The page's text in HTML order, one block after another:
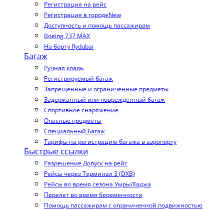
Регистрация на рейс
Регистрация в городеNew
Доступность и помощь пассажирам
Boeing 737 MAX
На борту flydubai
Багаж
Ручная кладь
Регистрируемый багаж
Запрещенные и ограниченные предметы
Задержанный или поврежденный багаж
Спортивное снаряжение
Опасные предметы
Специальный багаж
Тарифы на регистрацию багажа в аэропорту
Быстрые ссылки
Разрешение Допуск на рейс
Рейсы через Терминал 3 (DXB)
Рейсы во время сезона Умры/Хаджа
Перелет во время беременности
Помощь пассажирам с ограниченной подвижностью